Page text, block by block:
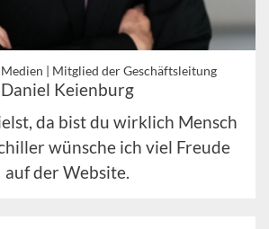
| Mitglied der Geschäftsleitung
Daniel Keienburg
da bist du wirklich Mensch
wünsche ich viel Freude
auf der Website.